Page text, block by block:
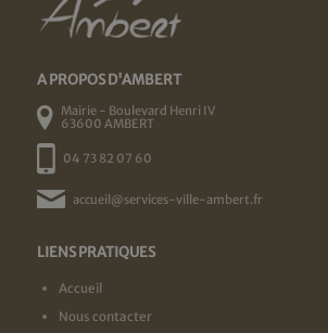
A PROPOS D'AMBERT
Mairie - Boulevard Henri IV
63600 AMBERT
04 73 82 07 60
accueil@services-ville-ambert.fr
LIENS PRATIQUES
Accueil
Nous contacter